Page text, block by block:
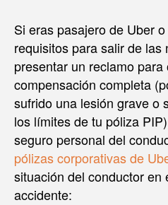
Si eras pasajero de Uber
requisitos para salir de las
presentar un reclamo
compensación completa
sufrido una lesión grave o
los límites de tu póliza
seguro personal del
pólizas corporativas de
situación del conductor en
accidente: